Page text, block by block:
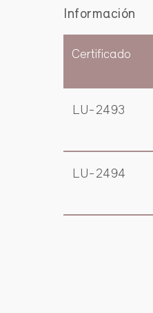
Información
Certificado
LU-2493
LU-2494